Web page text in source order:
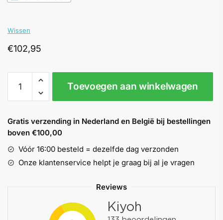
Wissen
€102,95
Silcosan
F1
Toevoegen aan winkelwagen
Gratis verzending in Nederland en België bij bestellingen
boven €100,00
Vóór 16:00 besteld = dezelfde dag verzonden
Onze klantenservice helpt je graag bij al je vragen
Reviews